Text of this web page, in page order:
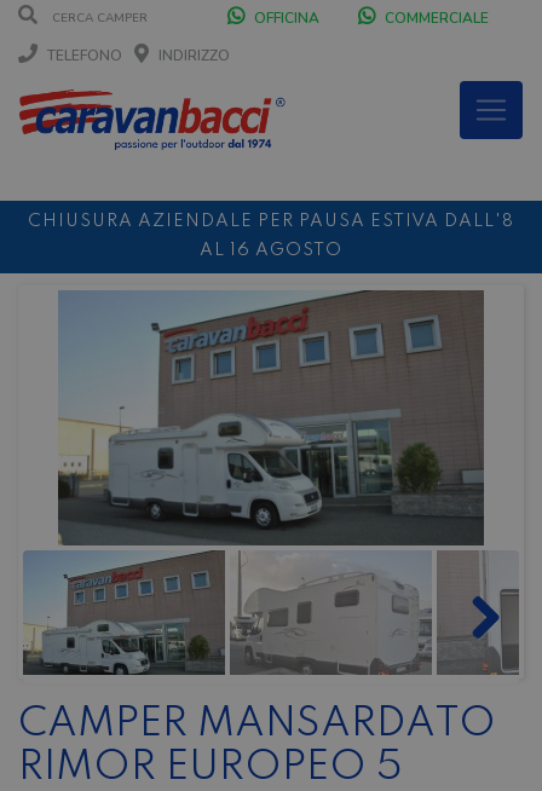
OFFICINA
COMMERCIALE
TELEFONO
INDIRIZZO
CHIUSURA AZIENDALE PER PAUSA ESTIVA DALL'8
AL 16 AGOSTO
DURANTE IL MESE DI AGOSTO SIAMO CHIUSI IL
SABATO POMERIGGIO
SCONTO 10%NOLEGGIO ENTRO IL 31.08
NOLEGGI DI SETTEMBRE
CAMPER MANSARDATO
RIMOR EUROPEO 5